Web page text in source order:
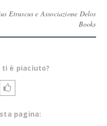
e Associazione Delos
Books
è piaciuto?
pagina: